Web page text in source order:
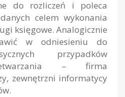
do rozliczeń i poleca
celem wykonania
księgowe. Analogicznie
w odniesieniu do
przypadków
– firma
zewnętrzni informatycy